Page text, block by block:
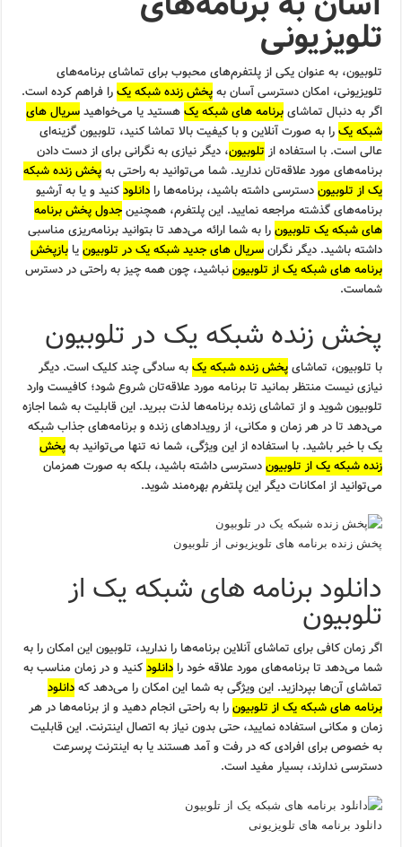
تلویزیونی
تلوبیون، به عنوان یکی از پلتفرم‌های محبوب برای تماشای برنامه‌های
تلویزیونی، امکان دسترسی آسان بهپخش زنده شبکه یکرا فراهم کرده است.
اگر به دنبال تماشایبرنامه های شبکه یکهستید یا می‌خواهیدسریال های
شبکه یکرا به صورت آنلاین و با کیفیت بالا تماشا کنید، تلوبیون گزینه‌ای
عالی است. با استفاده از تلوبیون، دیگر نیازی به نگرانی برای از دست دادن
برنامه‌های مورد علاقه‌تان ندارید. شما می‌توانید به راحتی بهپخش زنده شبکه
یک از تلوبیوندسترسی داشته باشید، برنامه‌ها رادانلودکنید و یا به آرشیو
برنامه‌های گذشته مراجعه نمایید. این پلتفرم، همچنینجدول پخش برنامه
های شبکه یک تلوبیونرا به شما ارائه می‌دهد تا بتوانید برنامه‌ریزی مناسبی
داشته باشید. دیگر نگرانسریال های جدید شبکه یک در تلوبیونیابازپخش
برنامه های شبکه یک از تلوبیوننباشید، چون همه چیز به راحتی در دسترس
شماست.
پخش زنده شبکه یک در تلوبیون
با تلوبیون، تماشایپخش زنده شبکه یکبه سادگی چند کلیک است. دیگر
نیازی نیست منتظر بمانید تا برنامه مورد علاقه‌تان شروع شود؛ کافیست وارد
تلوبیون شوید و از تماشای زنده برنامه‌ها لذت ببرید. این قابلیت به شما اجازه
می‌دهد تا در هر زمان و مکانی، از رویدادهای زنده و برنامه‌های جذاب شبکه
یک با خبر باشید. با استفاده از این ویژگی، شما نه تنها می‌توانید بهپخش
زنده شبکه یک از تلوبیوندسترسی داشته باشید، بلکه به صورت همزمان
می‌توانید از امکانات دیگر این پلتفرم بهره‌مند شوید.
پخش زنده برنامه های تلویزیونی از تلوبیون
دانلود برنامه های شبکه یک از
تلوبیون
اگر زمان کافی برای تماشای آنلاین برنامه‌ها را ندارید، تلوبیون این امکان را به
شما می‌دهد تا برنامه‌های مورد علاقه خود رادانلودکنید و در زمان مناسب به
تماشای آن‌ها بپردازید. این ویژگی به شما این امکان را می‌دهد کهدانلود
برنامه های شبکه یک از تلوبیونرا به راحتی انجام دهید و از برنامه‌ها در هر
زمان و مکانی استفاده نمایید، حتی بدون نیاز به اتصال اینترنت. این قابلیت
به خصوص برای افرادی که در رفت و آمد هستند یا به اینترنت پرسرعت
دسترسی ندارند، بسیار مفید است.
دانلود برنامه های تلویزیونی